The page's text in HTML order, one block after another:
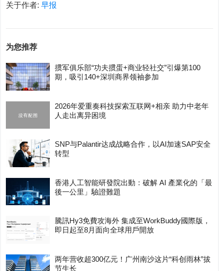
关于作者:早报
为您推荐
掼军俱乐部“功夫掼蛋+商业轻社交”引爆第100
期，吸引140+深圳商界领袖参加
2026年爱重奏科技探索互联网+相亲 助力中老年
人走出离异困境
SNP与Palantir达成战略合作，以AI加速SAP安全
转型
香港人工智能研發院出動：破解 AI 產業化的「最
後一公里」驗證難題
騰訊Hy3免費攻海外 集成至WorkBuddy國際版，
即日起至8月面向全球用戶開放
两年营收超300亿元！广州南沙这片“科创雨林”拔
节生长